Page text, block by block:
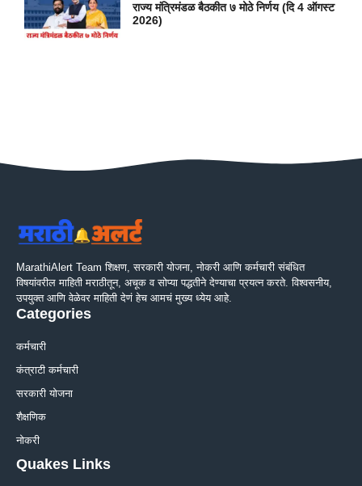
राज्य मंत्रिमंडळ बैठकीत ७ मोठे निर्णय (दि 4 ऑगस्ट
2026)
MarathiAlert Team शिक्षण, सरकारी योजना, नोकरी आणि कर्मचारी संबंधित
विषयांवरील माहिती मराठीतून, अचूक व सोप्या पद्धतीने देण्याचा प्रयत्न करते. विश्वसनीय,
उपयुक्त आणि वेळेवर माहिती देणं हेच आमचं मुख्य ध्येय आहे.
Categories
कर्मचारी
कंत्राटी कर्मचारी
सरकारी योजना
शैक्षणिक
नोकरी
Quakes Links